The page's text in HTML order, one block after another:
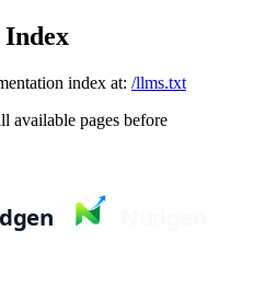
Index
index at: /llms.txt
available pages before